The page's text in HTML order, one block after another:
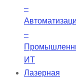
VATECH
–
–
ИТ
Лазерная